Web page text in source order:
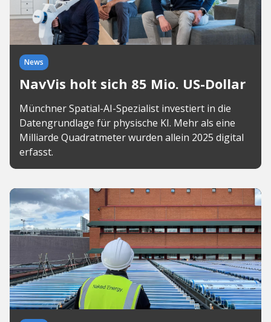
News
NavVis holt sich 85 Mio. US-Dollar
Münchner Spatial-AI-Spezialist investiert in die
Datengrundlage für physische KI. Mehr als eine
Milliarde Quadratmeter wurden allein 2025 digital
erfasst.